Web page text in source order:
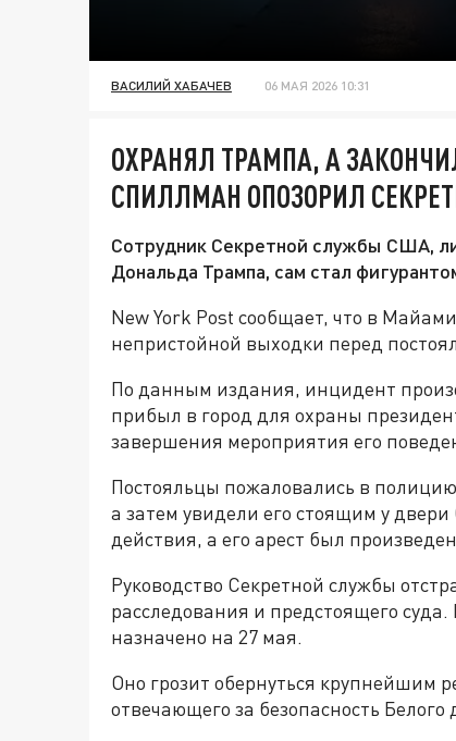
ВАСИЛИЙ ХАБАЧЕВ 06 МАЯ 2026 10:31
ОХРАНЯЛ ТРАМПА, А
СПИЛЛМАН ОПОЗОРИЛ
Сотрудник Секретной службы США,
Дональда Трампа, сам стал
New York Post сообщает, что в
непристойной выходки перед
По данным издания, инцидент
прибыл в город для охраны
завершения мероприятия его
Постояльцы пожаловались в
а затем увидели его стоящим у
действия, а его арест был
Руководство Секретной службы
расследования и предстоящего
назначено на 27 мая.
Оно грозит обернуться крупнейшим
отвечающего за безопасность Белого